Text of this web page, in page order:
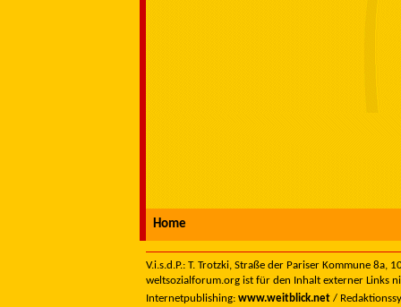
Home
V.i.s.d.P.: T. Trotzki, Straße der Pariser Kommune
weltsozialforum.org ist für den Inhalt externer Links
Internetpublishing: www.weitblick.net /